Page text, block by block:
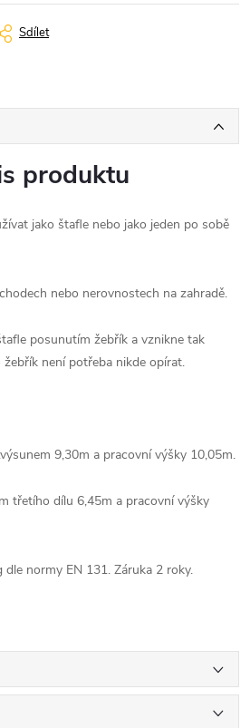
Sdílet
produktu
jako štafle nebo jako jeden po sobě
nebo nerovnostech na zahradě.
posunutím žebřík a vznikne tak
není potřeba nikde opírat.
9,30m a pracovní výšky 10,05m.
třetího dílu 6,45m a pracovní výšky
normy EN 131. Záruka 2 roky.